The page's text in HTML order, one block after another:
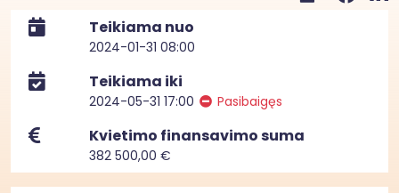
Teikiama nuo
2024-01-31 08:00
Teikiama iki
2024-05-31 17:00 Pasibaigęs
Kvietimo finansavimo suma
382 500,00 €